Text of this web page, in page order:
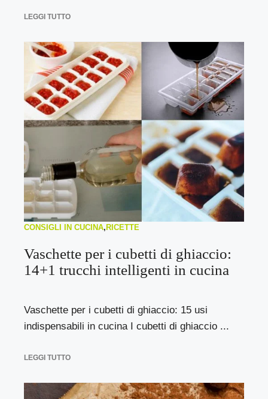
LEGGI TUTTO
CONSIGLI IN CUCINA,RICETTE
Vaschette per i cubetti di ghiaccio:
14+1 trucchi intelligenti in cucina
Vaschette per i cubetti di ghiaccio: 15 usi
indispensabili in cucina I cubetti di ghiaccio ...
LEGGI TUTTO